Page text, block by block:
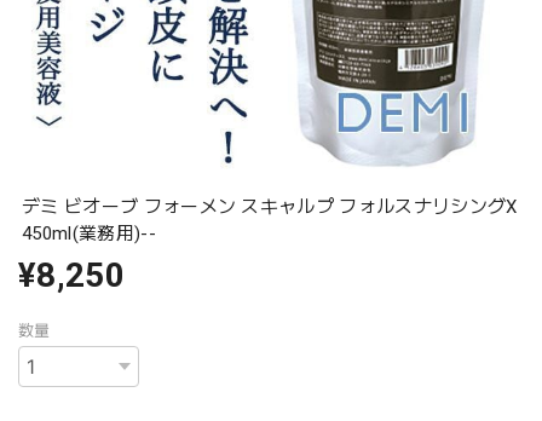
デミ ビオーブ フォーメン スキャルプ フォルスナリシングX
450ml(業務用)--
¥8,250
数量